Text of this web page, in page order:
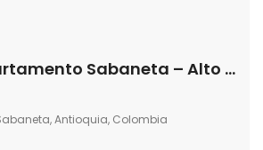
Se vende apartamento Sabaneta – Alto las Flores (193700606)
Antioquia, Colombia